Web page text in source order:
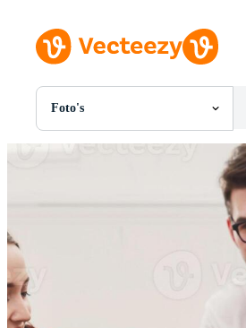
Foto's
Alle Afbeeldingen